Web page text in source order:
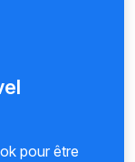
pour être